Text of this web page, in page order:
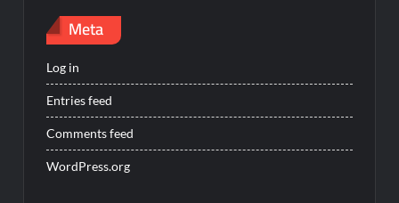
Meta
Log in
Entries feed
Comments feed
WordPress.org